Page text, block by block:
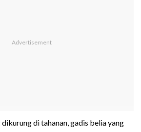
dikurung di tahanan, gadis belia yang